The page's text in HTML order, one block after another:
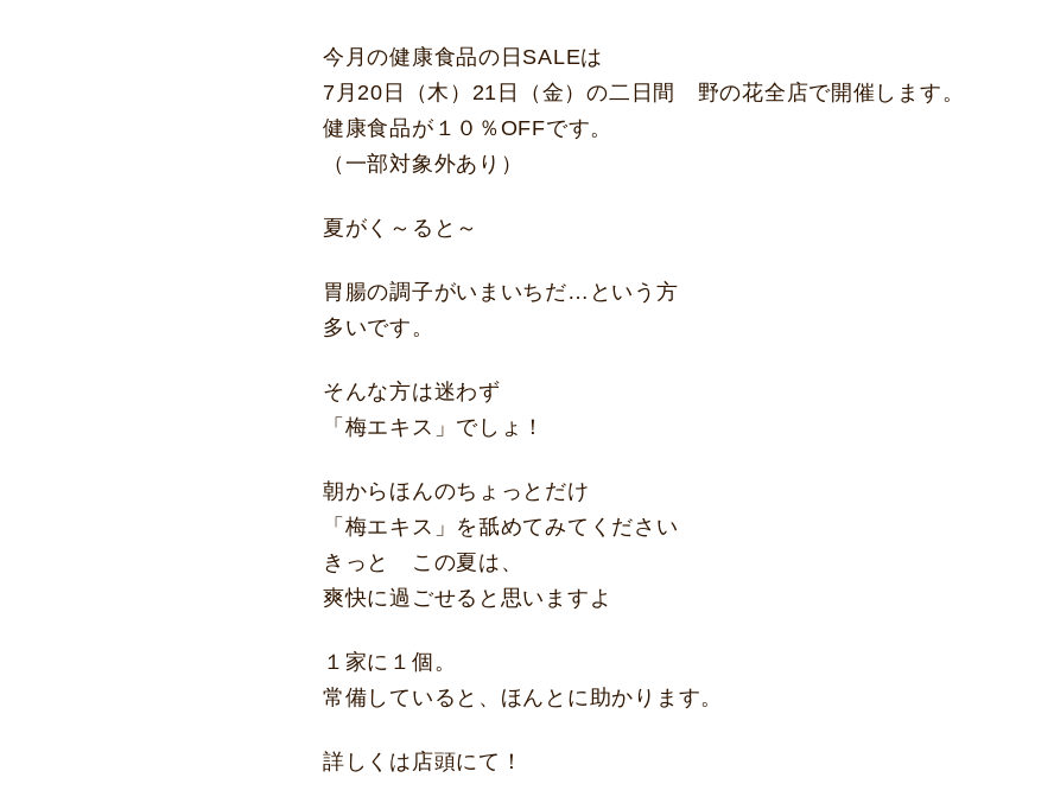
今月の健康食品の日SALEは
7月20日（木）21日（金）の二日間 野の花全店で開催します。
健康食品が１０％OFFです。
（一部対象外あり）
夏がく～ると～
胃腸の調子がいまいちだ…という方
多いです。
そんな方は迷わず
「梅エキス」でしょ！
朝からほんのちょっとだけ
「梅エキス」を舐めてみてください
きっと この夏は、
爽快に過ごせると思いますよ
１家に１個。
常備していると、ほんとに助かります。
詳しくは店頭にて！